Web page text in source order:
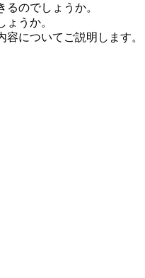
のでしょうか。
うか。
についてご説明します。